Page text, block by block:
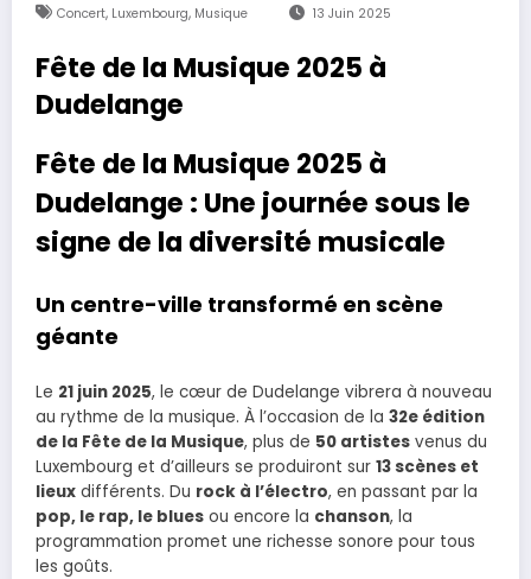
Concert, Luxembourg, Musique 13 Juin 2025
Fête de la Musique 2025 à
Dudelange
Fête de la Musique 2025 à
Dudelange : Une journée sous le
signe de la diversité musicale
Un centre-ville transformé en scène
géante
Le 21 juin 2025, le cœur de Dudelange vibrera à nouveau
au rythme de la musique. À l’occasion de la 32e édition
de la Fête de la Musique, plus de 50 artistes venus du
Luxembourg et d’ailleurs se produiront sur 13 scènes et
lieux différents. Du rock à l’électro, en passant par la
pop, le rap, le blues ou encore la chanson, la
programmation promet une richesse sonore pour tous
les goûts.